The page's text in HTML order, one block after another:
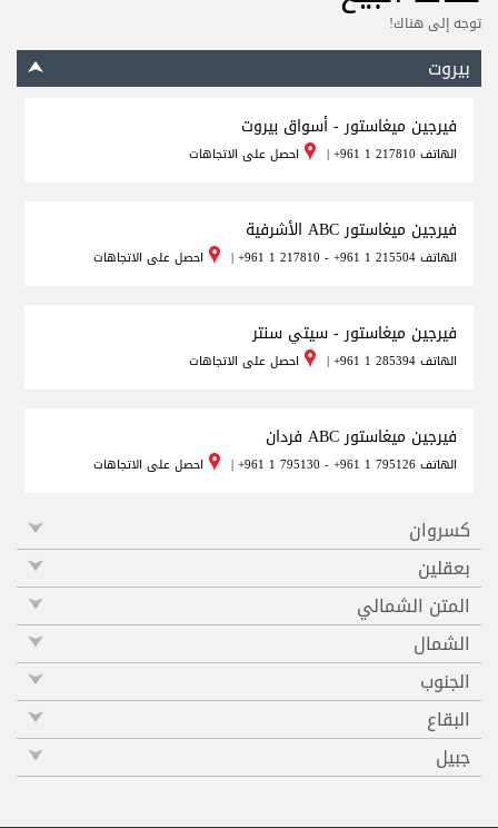
توجه إلى هناك!
بيروت
فيرجين ميغاستور - أسواق بيروت
الهاتف +961 1 217810
| احصل على الاتجاهات
فيرجين ميغاستور ABC الأشرفية
الهاتف+961 1 217810 - +961 1 215504
| احصل على الاتجاهات
فيرجين ميغاستور - سيتي سنتر
الهاتف+961 1 285394
| احصل على الاتجاهات
فيرجين ميغاستور ABC فردان
الهاتف+961 1 795130 - +961 1 795126
| احصل على الاتجاهات
كسروان
بعقلين
المتن الشمالي
الشمال
الجنوب
البقاع
جبيل